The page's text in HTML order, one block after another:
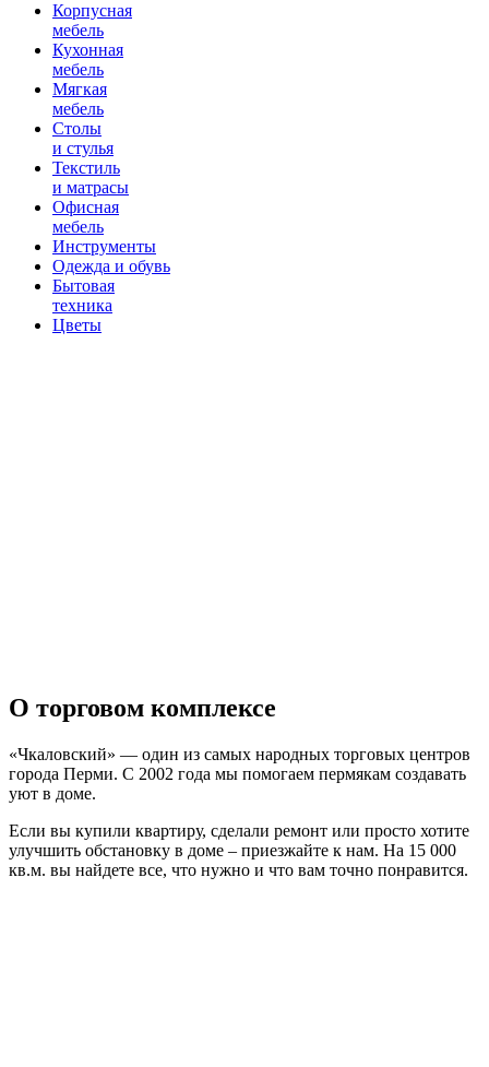
Корпусная
мебель
Кухонная
мебель
Мягкая
мебель
Столы
и стулья
Текстиль
и матрасы
Офисная
мебель
Инструменты
Одежда и обувь
Бытовая
техника
Цветы
О торговом комплексе
«Чкаловский» — один из самых народных торговых центров
города Перми. С 2002 года мы помогаем пермякам создавать
уют в доме.
Если вы купили квартиру, сделали ремонт или просто хотите
улучшить обстановку в доме – приезжайте к нам. На 15 000
кв.м. вы найдете все, что нужно и что вам точно понравится.